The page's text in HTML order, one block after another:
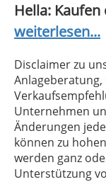
Hella:
weiterlesen...
Disclaimer zu
Unternehmen
Änderungen
können zu
werden ganz
Unterstützung